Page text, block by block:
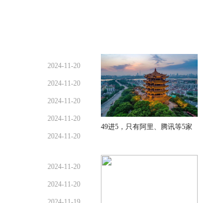
2024-11-20
2024-11-20
2024-11-20
2024-11-20
2024-11-20
2024-11-20
2024-11-20
49进5，只有阿里、腾讯等5家